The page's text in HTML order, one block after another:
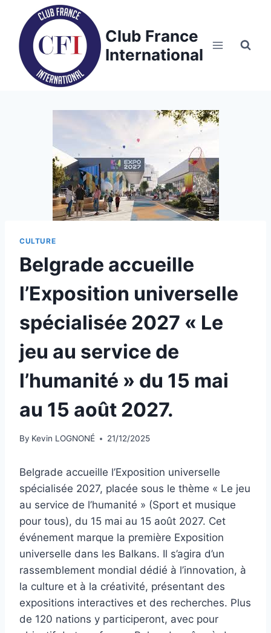
content
Club France
International
CULTURE
Belgrade accueille
l’Exposition universelle
spécialisée 2027 « Le
jeu au service de
l’humanité » du 15 mai
au 15 août 2027.
By Kevin LOGNONÉ 21/12/2025
Belgrade accueille l’Exposition universelle
spécialisée 2027, placée sous le thème « Le jeu
au service de l’humanité » (Sport et musique
pour tous), du 15 mai au 15 août 2027. Cet
événement marque la première Exposition
universelle dans les Balkans. Il s’agira d’un
rassemblement mondial dédié à l’innovation, à
la culture et à la créativité, présentant des
expositions interactives et des recherches. Plus
de 120 nations y participeront, avec pour